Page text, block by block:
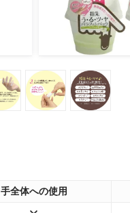
手全体への使用